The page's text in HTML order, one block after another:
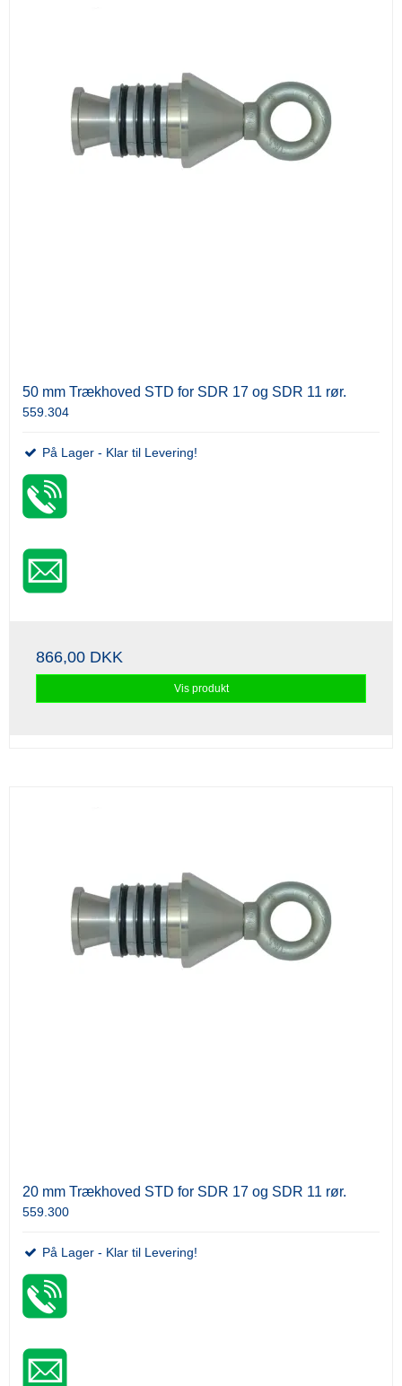
50 mm Trækhoved STD for SDR 17 og SDR 11 rør.
559.304
På Lager - Klar til Levering!
866,00 DKK
Vis produkt
20 mm Trækhoved STD for SDR 17 og SDR 11 rør.
559.300
På Lager - Klar til Levering!